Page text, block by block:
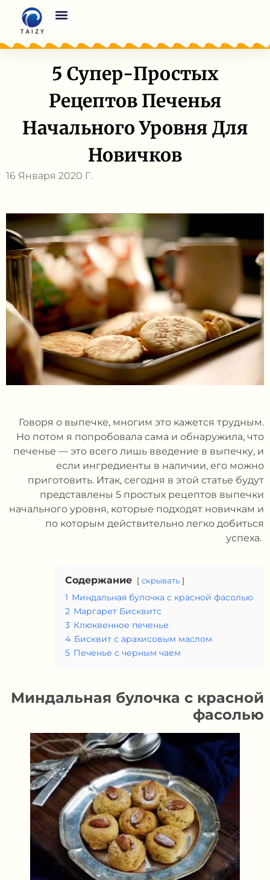
5 Супер-Простых
Рецептов Печенья
Начального Уровня Для
Новичков
16 Января 2020 Г.
Говоря о выпечке, многим это кажется трудным.
Но потом я попробовала сама и обнаружила, что
печенье — это всего лишь введение в выпечку, и
если ингредиенты в наличии, его можно
приготовить. Итак, сегодня в этой статье будут
представлены 5 простых рецептов выпечки
начального уровня, которые подходят новичкам и
по которым действительно легко добиться
успеха.
Содержание скрывать
1 Миндальная булочка с красной фасолью
2 Маргарет Бисквитс
3 Клюквенное печенье
4 Бисквит с арахисовым маслом
5 Печенье с черным чаем
Миндальная булочка с красной
фасолью